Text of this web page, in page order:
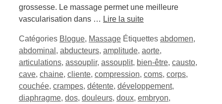
grossesse. Le massage permet une meilleure
vascularisation dans … Lire la suite
Catégories Blogue, Massage Étiquettes abdomen,
abdominal , abducteurs, amplitude, aorte,
articulations, assouplir, assouplit, bien-être, causto,
cave, chaine, cliente, compression, coms, corps,
couchée, crampes, détente, développement,
diaphragme, dos, douleurs, doux, embryon,